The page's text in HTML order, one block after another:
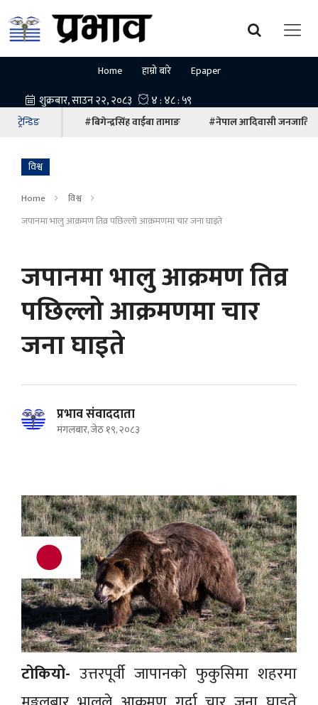
Home हाम्रो बारे Epaper
ट्रेन्डिङ #बिगेन्द्रसिंह वाईबा तामाङ #नेपाल आदिवासी जनजाति
विश्व
Home
विश्व
जपानमा भालु आक्रमण तिव्र पछिल्लो आक्रमणमा चार जना घाइते
जपानमा भालु आक्रमण तिव्र
पछिल्लो आक्रमणमा चार
जना घाइते
प्रभाव संवाददाता
मंगलबार, जेठ १९, २०८३
टोकियो- उत्तरपूर्वी जापानको फुकुसिमा शहरमा